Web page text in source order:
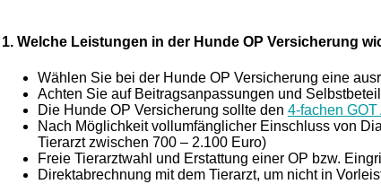
1. Welche Leistungen in der Hunde OP Versicherung
Wählen Sie bei der Hunde OP Versicherung eine
Achten Sie auf Beitragsanpassungen und
Die Hunde OP Versicherung sollte den 4-fachen
Nach Möglichkeit vollumfänglicher Einschluss von
Tierarzt zwischen 700 – 2.100 Euro)
Freie Tierarztwahl und Erstattung einer OP bzw.
Direktabrechnung mit dem Tierarzt, um nicht in